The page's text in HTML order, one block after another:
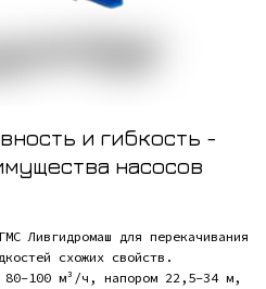
и гибкость -
насосов
Ливгидромаш для перекачивания
схожих свойств.
80-100 м³/ч, напором 22,5-34 м,